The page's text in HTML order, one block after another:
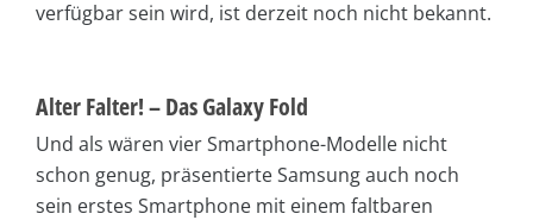
verfügbar sein wird, ist derzeit noch nicht bekannt.
Alter Falter! – Das Galaxy Fold
Und als wären vier Smartphone-Modelle nicht
schon genug, präsentierte Samsung auch noch
sein erstes Smartphone mit einem faltbaren